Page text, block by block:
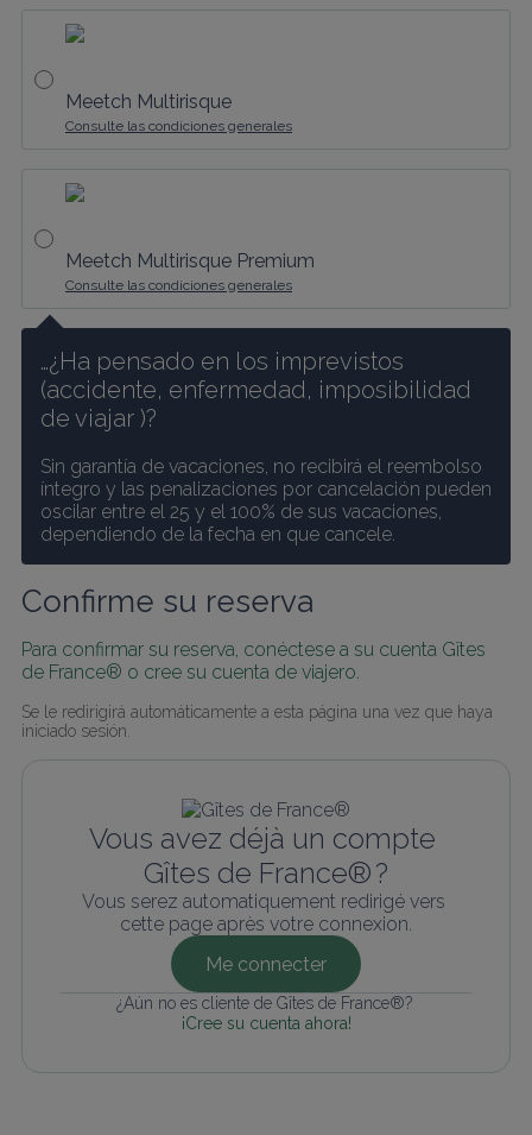
Meetch Multirisque
Consulte las condiciones generales
Meetch Multirisque Premium
Consulte las condiciones generales
…¿Ha pensado en los imprevistos
(accidente, enfermedad, imposibilidad
de viajar )?
Sin garantía de vacaciones, no recibirá el reembolso
íntegro y las penalizaciones por cancelación pueden
oscilar entre el 25 y el 100% de sus vacaciones,
dependiendo de la fecha en que cancele.
Confirme su reserva
Para confirmar su reserva, conéctese a su cuenta Gîtes
de France® o cree su cuenta de viajero.
Se le redirigirá automáticamente a esta página una vez que haya
iniciado sesión.
Vous avez déjà un compte
Gîtes de France® ?
Vous serez automatiquement redirigé vers
cette page après votre connexion.
Me connecter
¿Aún no es cliente de Gîtes de France®?
¡Cree su cuenta ahora!